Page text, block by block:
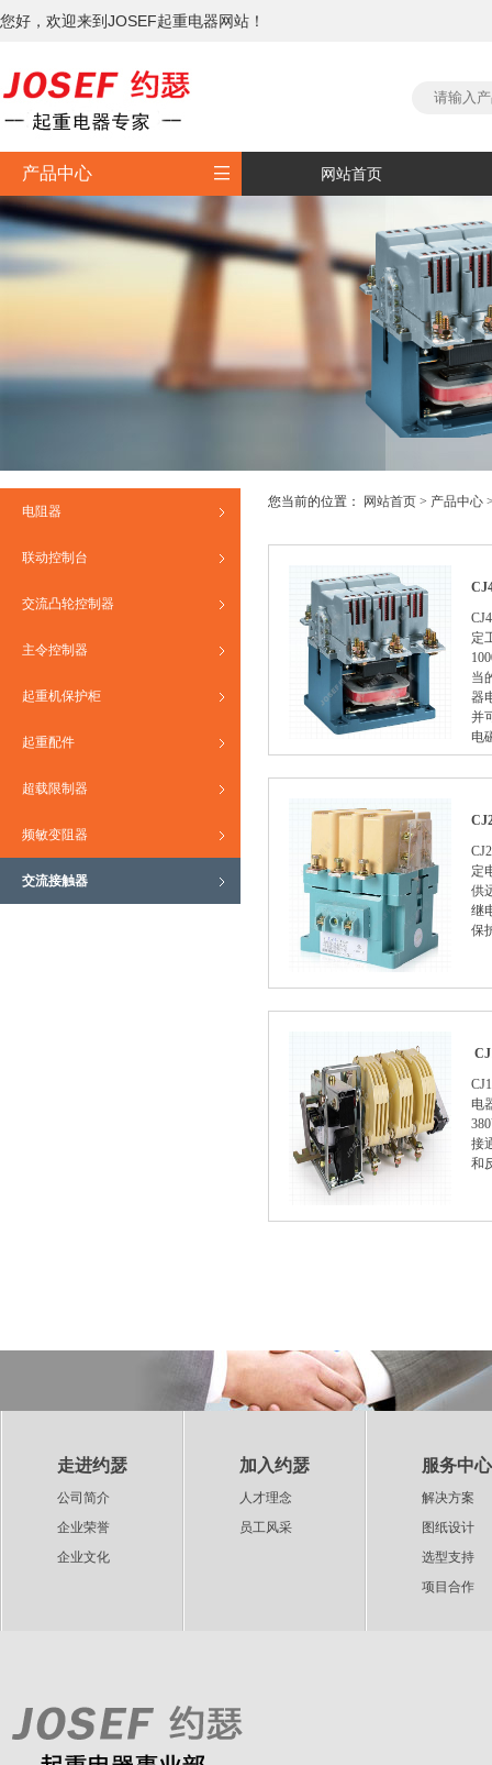
您好，欢迎来到JOSEF起重电器网站！
产品中心  网站首页
电阻器
联动控制台
交流凸轮控制器
主令控制器
起重机保护柜
起重配件
超载限制器
频敏变阻器
交流接触器
您当前的位置： 网站首页 > 产品中心
定
当
器
并
电
定
供
继
保
电
接
和
走进约瑟
公司简介
企业荣誉
企业文化
加入约瑟
人才理念
员工风采
服务中心
解决方案
图纸设计
选型支持
项目合作